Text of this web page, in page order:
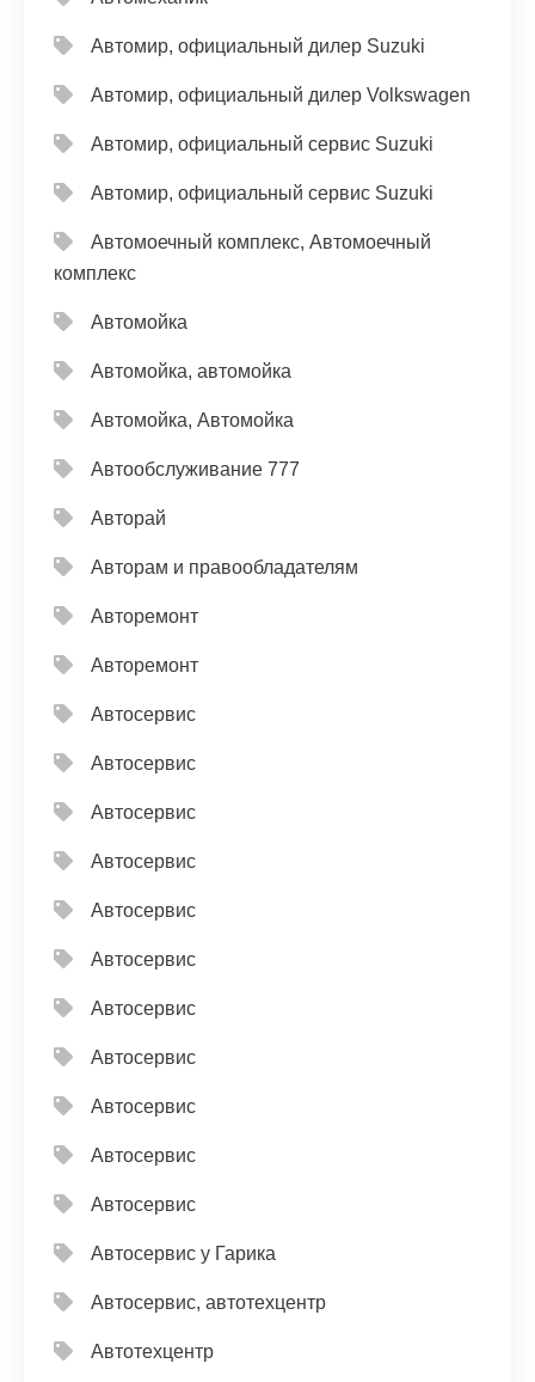
Автомир, официальный дилер Suzuki
Автомир, официальный дилер Volkswagen
Автомир, официальный сервис Suzuki
Автомир, официальный сервис Suzuki
Автомоечный комплекс, Автомоечный
комплекс
Автомойка
Автомойка, автомойка
Автомойка, Автомойка
Автообслуживание 777
Авторай
Авторам и правообладателям
Авторемонт
Авторемонт
Автосервис
Автосервис
Автосервис
Автосервис
Автосервис
Автосервис
Автосервис
Автосервис
Автосервис
Автосервис
Автосервис
Автосервис у Гарика
Автосервис, автотехцентр
Автотехцентр